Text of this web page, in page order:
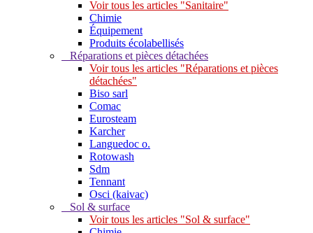
Voir tous les articles "Sanitaire"
Chimie
Équipement
Produits écolabellisés
Réparations et pièces détachées
Voir tous les articles "Réparations et pièces
détachées"
Biso sarl
Comac
Eurosteam
Karcher
Languedoc o.
Rotowash
Sdm
Tennant
Osci (kaivac)
Sol & surface
Voir tous les articles "Sol & surface"